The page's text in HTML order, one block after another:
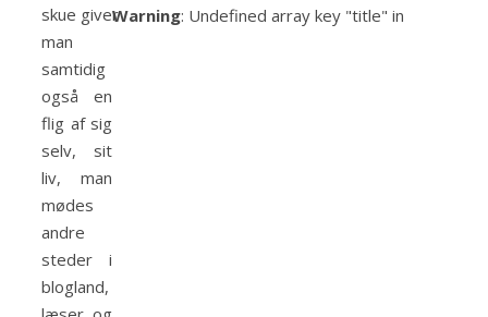
skue giver
man
samtidig
også en
flig af sig
selv, sit
liv, man
mødes
andre
steder i
blogland,
Warning: Undefined array key "title" in